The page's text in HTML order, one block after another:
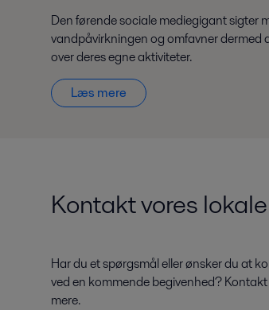
Den førende sociale mediegigant sigter
vandpåvirkningen og omfavner dermed
over deres egne aktiviteter.
Læs mere
Kontakt vores
Har du et spørgsmål eller ønsker du at
ved en kommende begivenhed?
mere.